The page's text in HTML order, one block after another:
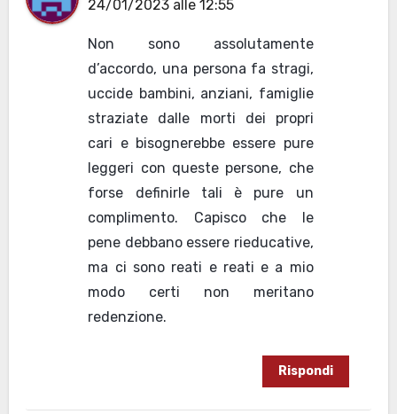
24/01/2023 alle 12:55
Non sono assolutamente
d’accordo, una persona fa stragi,
uccide bambini, anziani, famiglie
straziate dalle morti dei propri
cari e bisognerebbe essere pure
leggeri con queste persone, che
forse definirle tali è pure un
complimento. Capisco che le
pene debbano essere rieducative,
ma ci sono reati e reati e a mio
modo certi non meritano
redenzione.
Rispondi